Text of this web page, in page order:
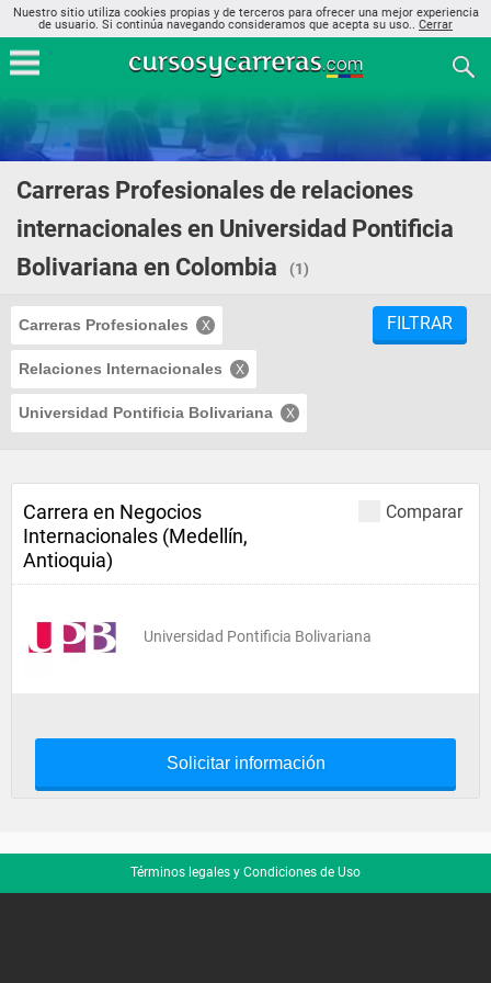
Nuestro sitio utiliza cookies propias y de terceros para ofrecer una mejor experiencia
de usuario. Si continúa navegando consideramos que acepta su uso.. Cerrar
Carreras Profesionales de relaciones
internacionales en Universidad Pontificia
Bolivariana en Colombia
(1)
Carreras Profesionales
Relaciones Internacionales
Universidad Pontificia Bolivariana
FILTRAR
Comparar
Carrera en Negocios
Internacionales (Medellín,
Antioquia)
Universidad Pontificia Bolivariana
Solicitar información
Términos legales y Condiciones de Uso